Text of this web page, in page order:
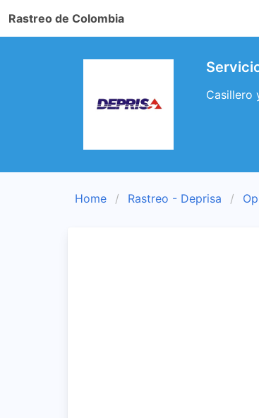
Rastreo de Colombia
Casillero
Home Rastreo - Deprisa